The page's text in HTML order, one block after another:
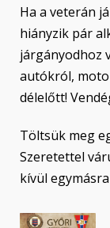
Ha a veterán
hiányzik pár
járgányodhoz
autókról,
délelőtt!
Töltsük meg
Szeretettel
kívül